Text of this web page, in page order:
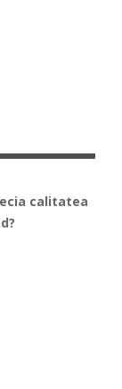
calitatea